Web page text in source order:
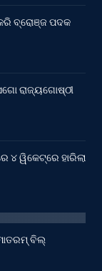
ବ୍ରୋଞ୍ଜ ପଦକ
ରାଜ୍ୟଗୋଷ୍ଠୀ
୪ ୱିକେଟ୍‌ରେ ହାରିଲା
ବିଲ୍‌